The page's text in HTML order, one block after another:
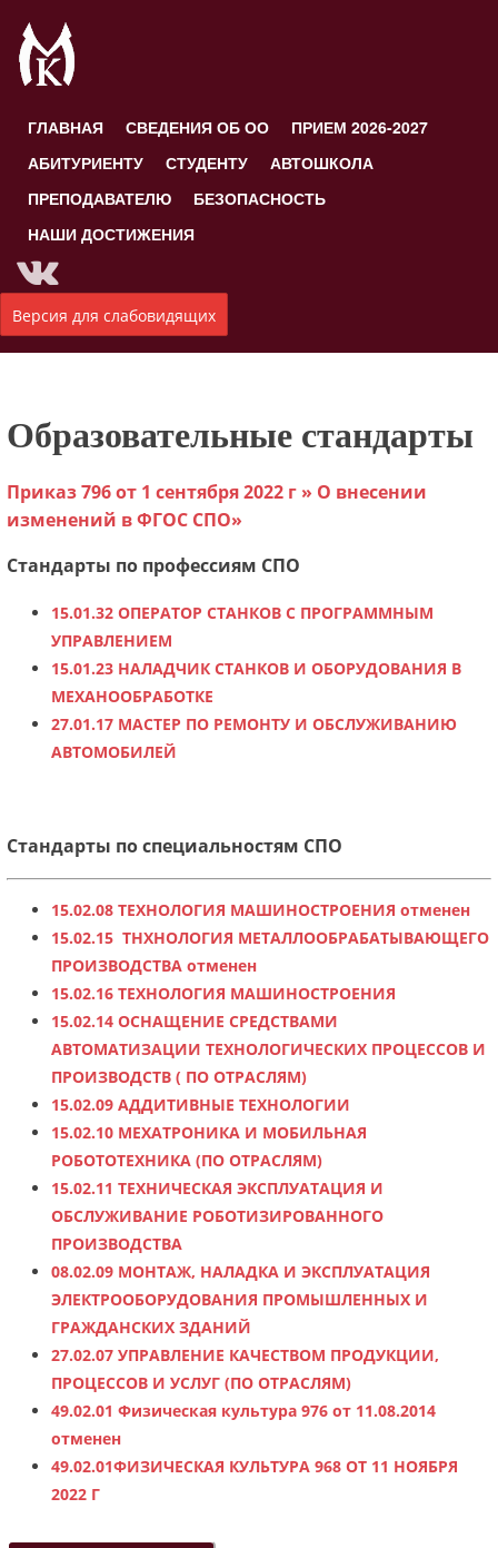
ГЛАВНАЯ СВЕДЕНИЯ ОБ ОО
ПРИЕМ 2026-2027
АБИТУРИЕНТУ
СТУДЕНТУ
АВТОШКОЛА
ПРЕПОДАВАТЕЛЮ
БЕЗОПАСНОСТЬ
НАШИ ДОСТИЖЕНИЯ
Версия для слабовидящих
Образовательные стандарты
Приказ 796 от 1 сентября 2022 г » О внесении
изменений в ФГОС СПО»
Стандарты по профессиям СПО
15.01.32 ОПЕРАТОР СТАНКОВ С ПРОГРАММНЫМ
УПРАВЛЕНИЕМ
15.01.23 НАЛАДЧИК СТАНКОВ И ОБОРУДОВАНИЯ В
МЕХАНООБРАБОТКЕ
27.01.17 МАСТЕР ПО РЕМОНТУ И ОБСЛУЖИВАНИЮ
АВТОМОБИЛЕЙ
Стандарты по специальностям СПО
15.02.08 ТЕХНОЛОГИЯ МАШИНОСТРОЕНИЯ отменен
15.02.15 ТНХНОЛОГИЯ МЕТАЛЛООБРАБАТЫВАЮЩЕГО
ПРОИЗВОДСТВА отменен
15.02.16 ТЕХНОЛОГИЯ МАШИНОСТРОЕНИЯ
15.02.14 ОСНАЩЕНИЕ СРЕДСТВАМИ
АВТОМАТИЗАЦИИ ТЕХНОЛОГИЧЕСКИХ ПРОЦЕССОВ И
ПРОИЗВОДСТВ ( ПО ОТРАСЛЯМ)
15.02.09 АДДИТИВНЫЕ ТЕХНОЛОГИИ
15.02.10 МЕХАТРОНИКА И МОБИЛЬНАЯ
РОБОТОТЕХНИКА (ПО ОТРАСЛЯМ)
15.02.11 ТЕХНИЧЕСКАЯ ЭКСПЛУАТАЦИЯ И
ОБСЛУЖИВАНИЕ РОБОТИЗИРОВАННОГО
ПРОИЗВОДСТВА
08.02.09 МОНТАЖ, НАЛАДКА И ЭКСПЛУАТАЦИЯ
ЭЛЕКТРООБОРУДОВАНИЯ ПРОМЫШЛЕННЫХ И
ГРАЖДАНСКИХ ЗДАНИЙ
27.02.07 УПРАВЛЕНИЕ КАЧЕСТВОМ ПРОДУКЦИИ,
ПРОЦЕССОВ И УСЛУГ (ПО ОТРАСЛЯМ)
49.02.01 Физическая культура 976 от 11.08.2014
отменен
49.02.01ФИЗИЧЕСКАЯ КУЛЬТУРА 968 ОТ 11 НОЯБРЯ
2022 Г